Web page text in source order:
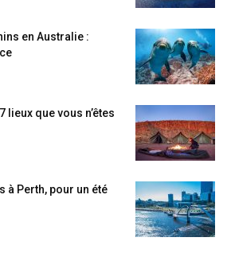
en Australie :
lieux que vous n’êtes
à Perth, pour un été